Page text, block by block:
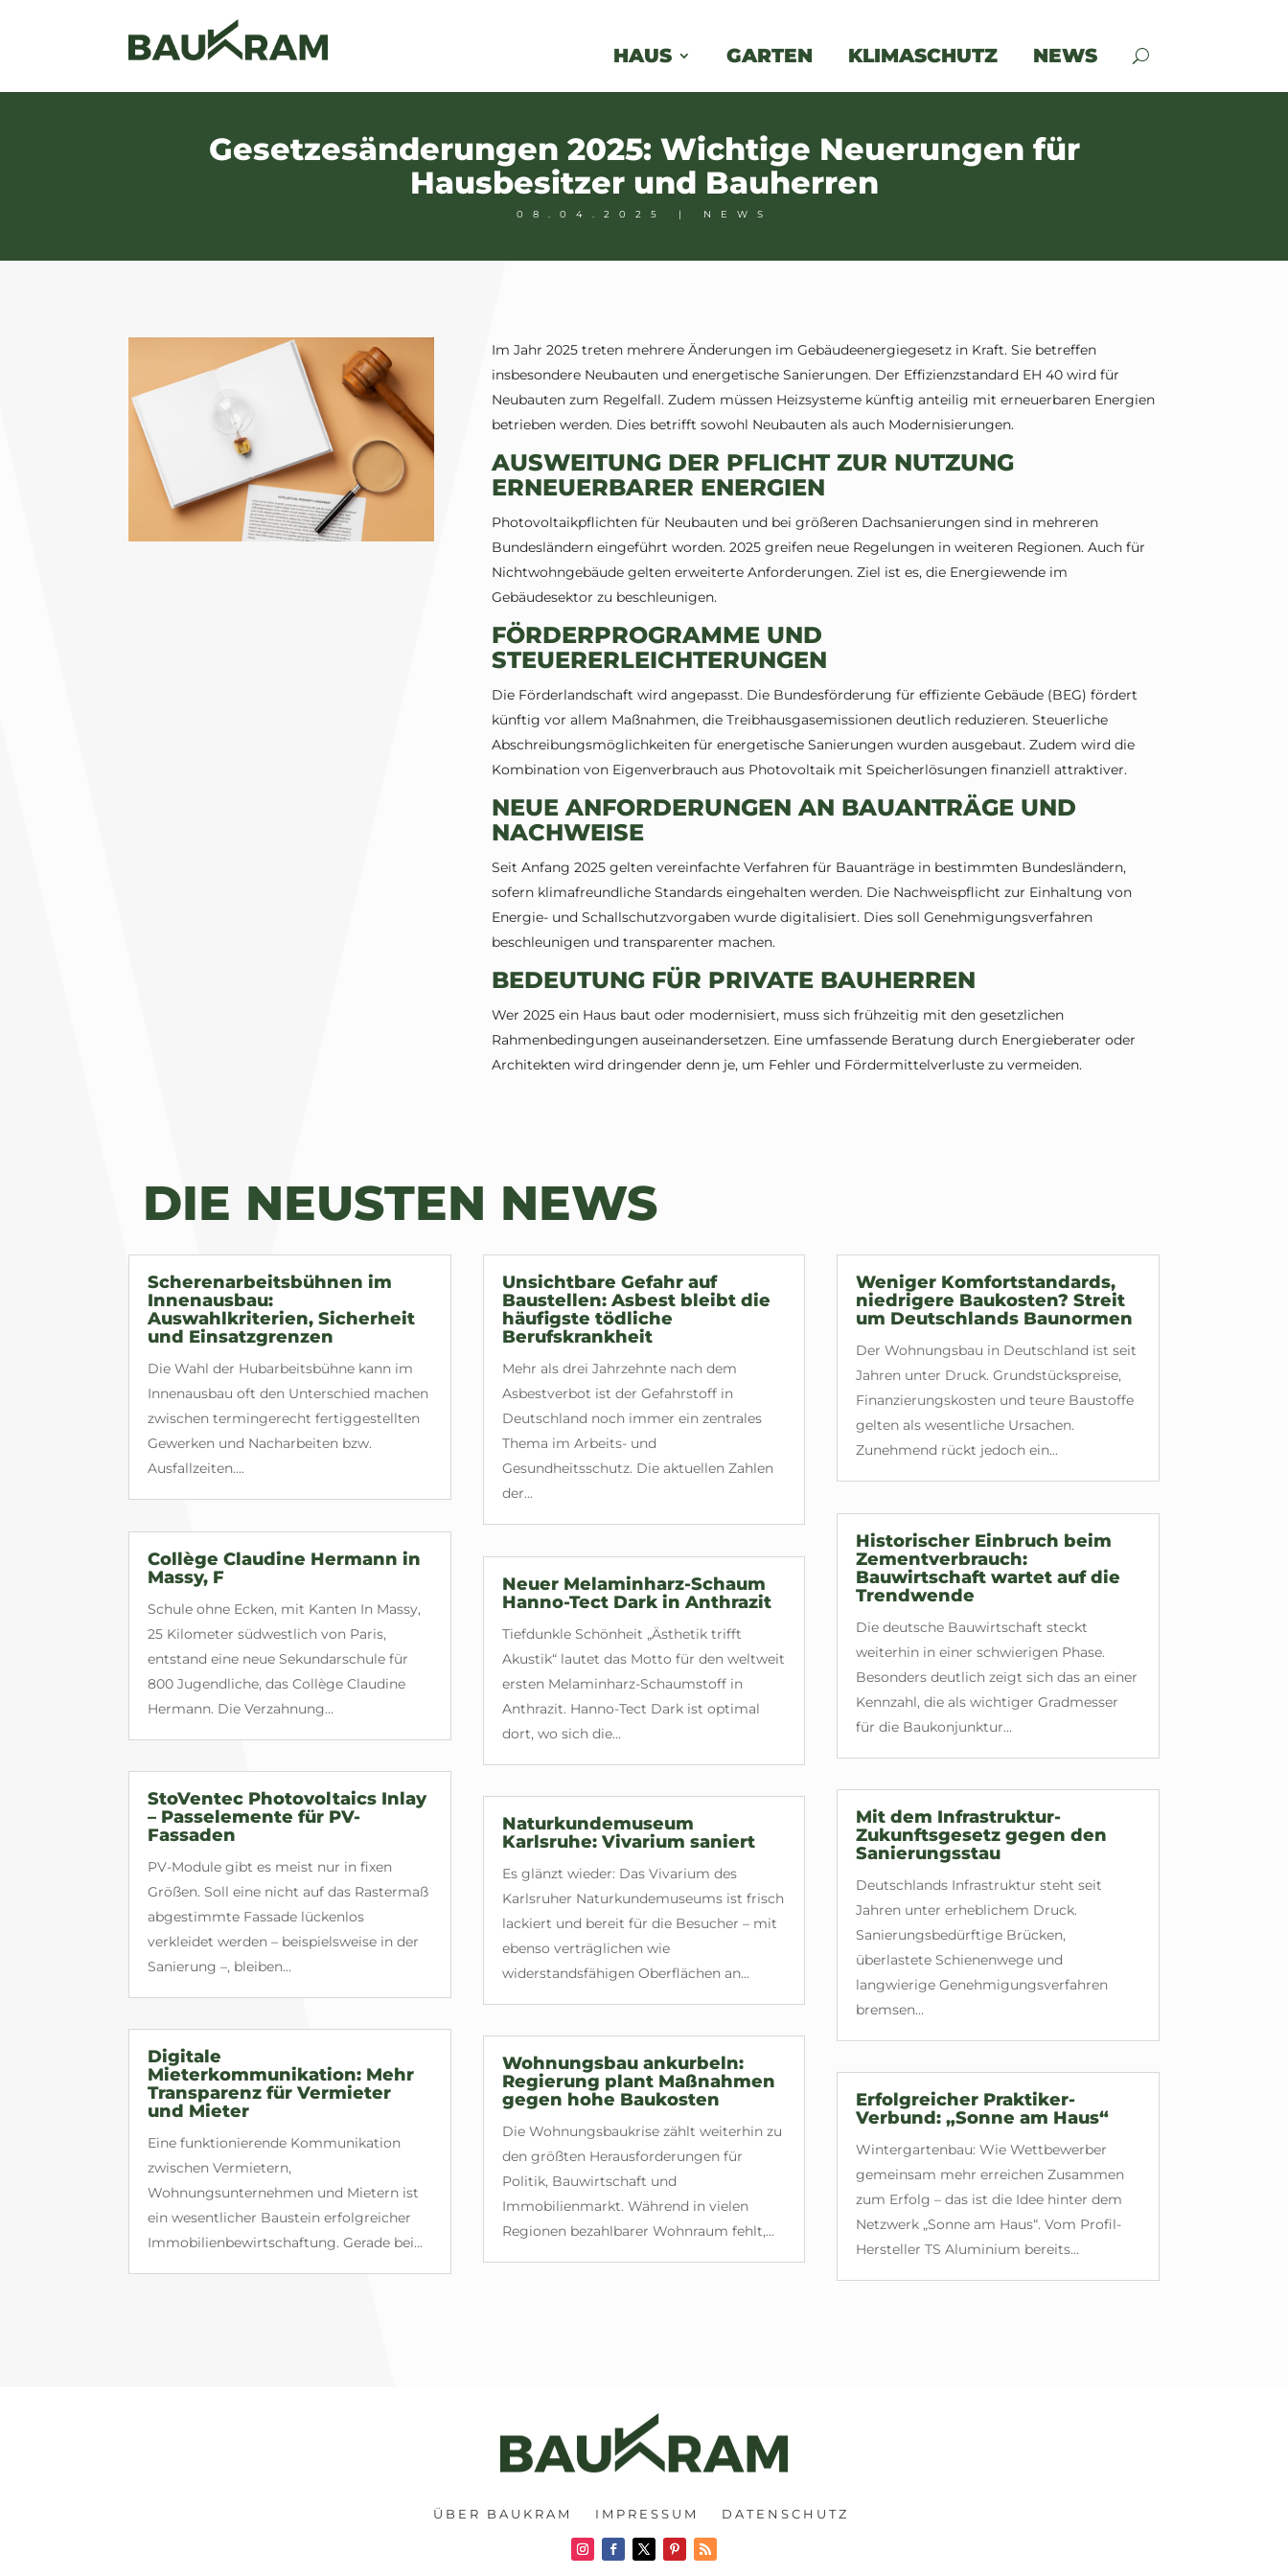
HAUS GARTEN KLIMASCHUTZ NEWS
Gesetzesänderungen 2025: Wichtige Neuerungen für
Hausbesitzer und Bauherren
08.04.2025 | NEWS
Im Jahr 2025 treten mehrere Änderungen im Gebäudeenergiegesetz in Kraft. Sie betreffen
insbesondere Neubauten und energetische Sanierungen. Der Effizienzstandard EH 40 wird für
Neubauten zum Regelfall. Zudem müssen Heizsysteme künftig anteilig mit erneuerbaren Energien
betrieben werden. Dies betrifft sowohl Neubauten als auch Modernisierungen.
AUSWEITUNG DER PFLICHT ZUR NUTZUNG
ERNEUERBARER ENERGIEN
Photovoltaikpflichten für Neubauten und bei größeren Dachsanierungen sind in mehreren
Bundesländern eingeführt worden. 2025 greifen neue Regelungen in weiteren Regionen. Auch für
Nichtwohngebäude gelten erweiterte Anforderungen. Ziel ist es, die Energiewende im
Gebäudesektor zu beschleunigen.
FÖRDERPROGRAMME UND
STEUERERLEICHTERUNGEN
Die Förderlandschaft wird angepasst. Die Bundesförderung für effiziente Gebäude (BEG) fördert
künftig vor allem Maßnahmen, die Treibhausgasemissionen deutlich reduzieren. Steuerliche
Abschreibungsmöglichkeiten für energetische Sanierungen wurden ausgebaut. Zudem wird die
Kombination von Eigenverbrauch aus Photovoltaik mit Speicherlösungen finanziell attraktiver.
NEUE ANFORDERUNGEN AN BAUANTRÄGE UND
NACHWEISE
Seit Anfang 2025 gelten vereinfachte Verfahren für Bauanträge in bestimmten Bundesländern,
sofern klimafreundliche Standards eingehalten werden. Die Nachweispflicht zur Einhaltung von
Energie- und Schallschutzvorgaben wurde digitalisiert. Dies soll Genehmigungsverfahren
beschleunigen und transparenter machen.
BEDEUTUNG FÜR PRIVATE BAUHERREN
Wer 2025 ein Haus baut oder modernisiert, muss sich frühzeitig mit den gesetzlichen
Rahmenbedingungen auseinandersetzen. Eine umfassende Beratung durch Energieberater oder
Architekten wird dringender denn je, um Fehler und Fördermittelverluste zu vermeiden.
DIE NEUSTEN NEWS
Scherenarbeitsbühnen im
Innenausbau:
Auswahlkriterien, Sicherheit
und Einsatzgrenzen
Die Wahl der Hubarbeitsbühne kann im
Innenausbau oft den Unterschied machen
zwischen termingerecht fertiggestellten
Gewerken und Nacharbeiten bzw.
Ausfallzeiten....
Collège Claudine Hermann in
Massy, F
Schule ohne Ecken, mit Kanten In Massy,
25 Kilometer südwestlich von Paris,
entstand eine neue Sekundarschule für
800 Jugendliche, das Collège Claudine
Hermann. Die Verzahnung...
StoVentec Photovoltaics Inlay
– Passelemente für PV-
Fassaden
PV-Module gibt es meist nur in fixen
Größen. Soll eine nicht auf das Rastermaß
abgestimmte Fassade lückenlos
verkleidet werden – beispielsweise in der
Sanierung –, bleiben...
Digitale
Mieterkommunikation: Mehr
Transparenz für Vermieter
und Mieter
Eine funktionierende Kommunikation
zwischen Vermietern,
Wohnungsunternehmen und Mietern ist
ein wesentlicher Baustein erfolgreicher
Immobilienbewirtschaftung. Gerade bei...
Unsichtbare Gefahr auf
Baustellen: Asbest bleibt die
häufigste tödliche
Berufskrankheit
Mehr als drei Jahrzehnte nach dem
Asbestverbot ist der Gefahrstoff in
Deutschland noch immer ein zentrales
Thema im Arbeits- und
Gesundheitsschutz. Die aktuellen Zahlen
der...
Neuer Melaminharz-Schaum
Hanno-Tect Dark in Anthrazit
Tiefdunkle Schönheit „Ästhetik trifft
Akustik“ lautet das Motto für den weltweit
ersten Melaminharz-Schaumstoff in
Anthrazit. Hanno-Tect Dark ist optimal
dort, wo sich die...
Naturkundemuseum
Karlsruhe: Vivarium saniert
Es glänzt wieder: Das Vivarium des
Karlsruher Naturkundemuseums ist frisch
lackiert und bereit für die Besucher – mit
ebenso verträglichen wie
widerstandsfähigen Oberflächen an...
Wohnungsbau ankurbeln:
Regierung plant Maßnahmen
gegen hohe Baukosten
Die Wohnungsbaukrise zählt weiterhin zu
den größten Herausforderungen für
Politik, Bauwirtschaft und
Immobilienmarkt. Während in vielen
Regionen bezahlbarer Wohnraum fehlt,...
Weniger Komfortstandards,
niedrigere Baukosten? Streit
um Deutschlands Baunormen
Der Wohnungsbau in Deutschland ist seit
Jahren unter Druck. Grundstückspreise,
Finanzierungskosten und teure Baustoffe
gelten als wesentliche Ursachen.
Zunehmend rückt jedoch ein...
Historischer Einbruch beim
Zementverbrauch:
Bauwirtschaft wartet auf die
Trendwende
Die deutsche Bauwirtschaft steckt
weiterhin in einer schwierigen Phase.
Besonders deutlich zeigt sich das an einer
Kennzahl, die als wichtiger Gradmesser
für die Baukonjunktur...
Mit dem Infrastruktur-
Zukunftsgesetz gegen den
Sanierungsstau
Deutschlands Infrastruktur steht seit
Jahren unter erheblichem Druck.
Sanierungsbedürftige Brücken,
überlastete Schienenwege und
langwierige Genehmigungsverfahren
bremsen...
Erfolgreicher Praktiker-
Verbund: „Sonne am Haus“
Wintergartenbau: Wie Wettbewerber
gemeinsam mehr erreichen Zusammen
zum Erfolg – das ist die Idee hinter dem
Netzwerk „Sonne am Haus“. Vom Profil-
Hersteller TS Aluminium bereits...
ÜBER BAUKRAM IMPRESSUM DATENSCHUTZ